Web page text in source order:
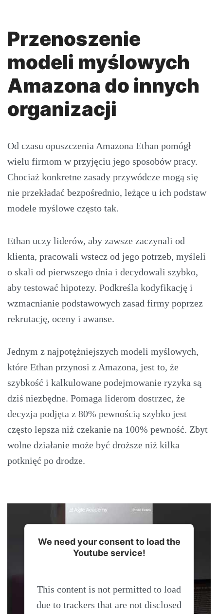
Przenoszenie
modeli myślowych
Amazona do innych
organizacji
Od czasu opuszczenia Amazona Ethan pomógł
wielu firmom w przyjęciu jego sposobów pracy.
Chociaż konkretne zasady przywódcze mogą się
nie przekładać bezpośrednio, leżące u ich podstaw
modele myślowe często tak.
Ethan uczy liderów, aby zawsze zaczynali od
klienta, pracowali wstecz od jego potrzeb, myśleli
o skali od pierwszego dnia i decydowali szybko,
aby testować hipotezy. Podkreśla kodyfikację i
wzmacnianie podstawowych zasad firmy poprzez
rekrutację, oceny i awanse.
Jednym z najpotężniejszych modeli myślowych,
które Ethan przynosi z Amazona, jest to, że
szybkość i kalkulowane podejmowanie ryzyka są
dziś niezbędne. Pomaga liderom dostrzec, że
decyzja podjęta z 80% pewnością szybko jest
często lepsza niż czekanie na 100% pewność. Zbyt
wolne działanie może być droższe niż kilka
potknięć po drodze.
We need your consent to load the
Youtube service!
This content is not permitted to load
due to trackers that are not disclosed